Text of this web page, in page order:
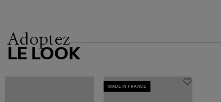
Adoptez
LE LOOK
MADE IN FRANCE